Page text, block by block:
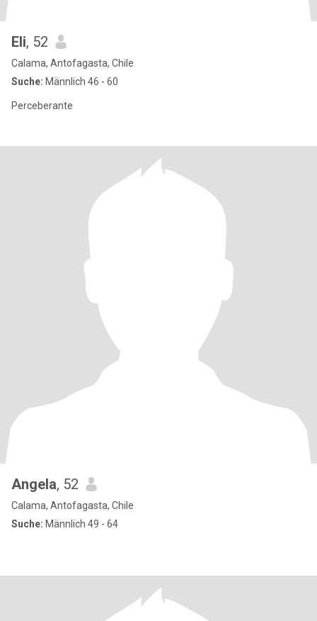
Eli, 52
Calama, Antofagasta, Chile
Suche: Männlich 46 - 60
Perceberante
Angela, 52
Calama, Antofagasta, Chile
Suche: Männlich 49 - 64